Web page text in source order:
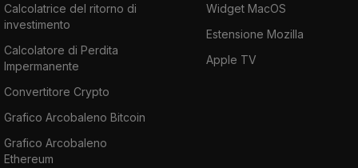
Calcolatrice del ritorno di
investimento
Calcolatore di Perdita
Impermanente
Convertitore Crypto
Grafico Arcobaleno Bitcoin
Grafico Arcobaleno
Ethereum
Widget MacOS
Estensione Mozilla
Apple TV